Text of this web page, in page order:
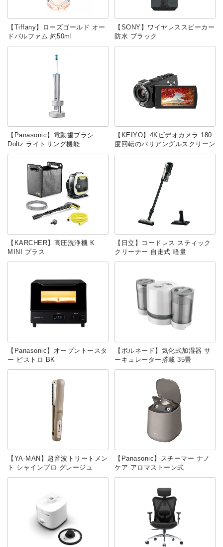
【Tiffany】ローズゴールド オー
ドパルファム 約50ml
【SONY】ワイヤレススピーカー
防水 ブラック
【Panasonic】電動歯ブラシ
Doltz ライトリング機能
【KEIYO】4Kビデオカメラ 180
度回転のバリアングルスクリーン
【KARCHER】高圧洗浄機 K
MINI プラス
【日立】コードレス スティック
クリーナー 自走式 軽量
【‎Panasonic】オーブントースタ
ー ビストロ BK
【ボルネード】気化式加湿器 サ
ーキュレーター搭載 35畳
【YA-MAN】超音波トリートメン
ト シャインプロ グレージュ
【Panasonic】スチーマー ナノ
ケア アロマストーン式